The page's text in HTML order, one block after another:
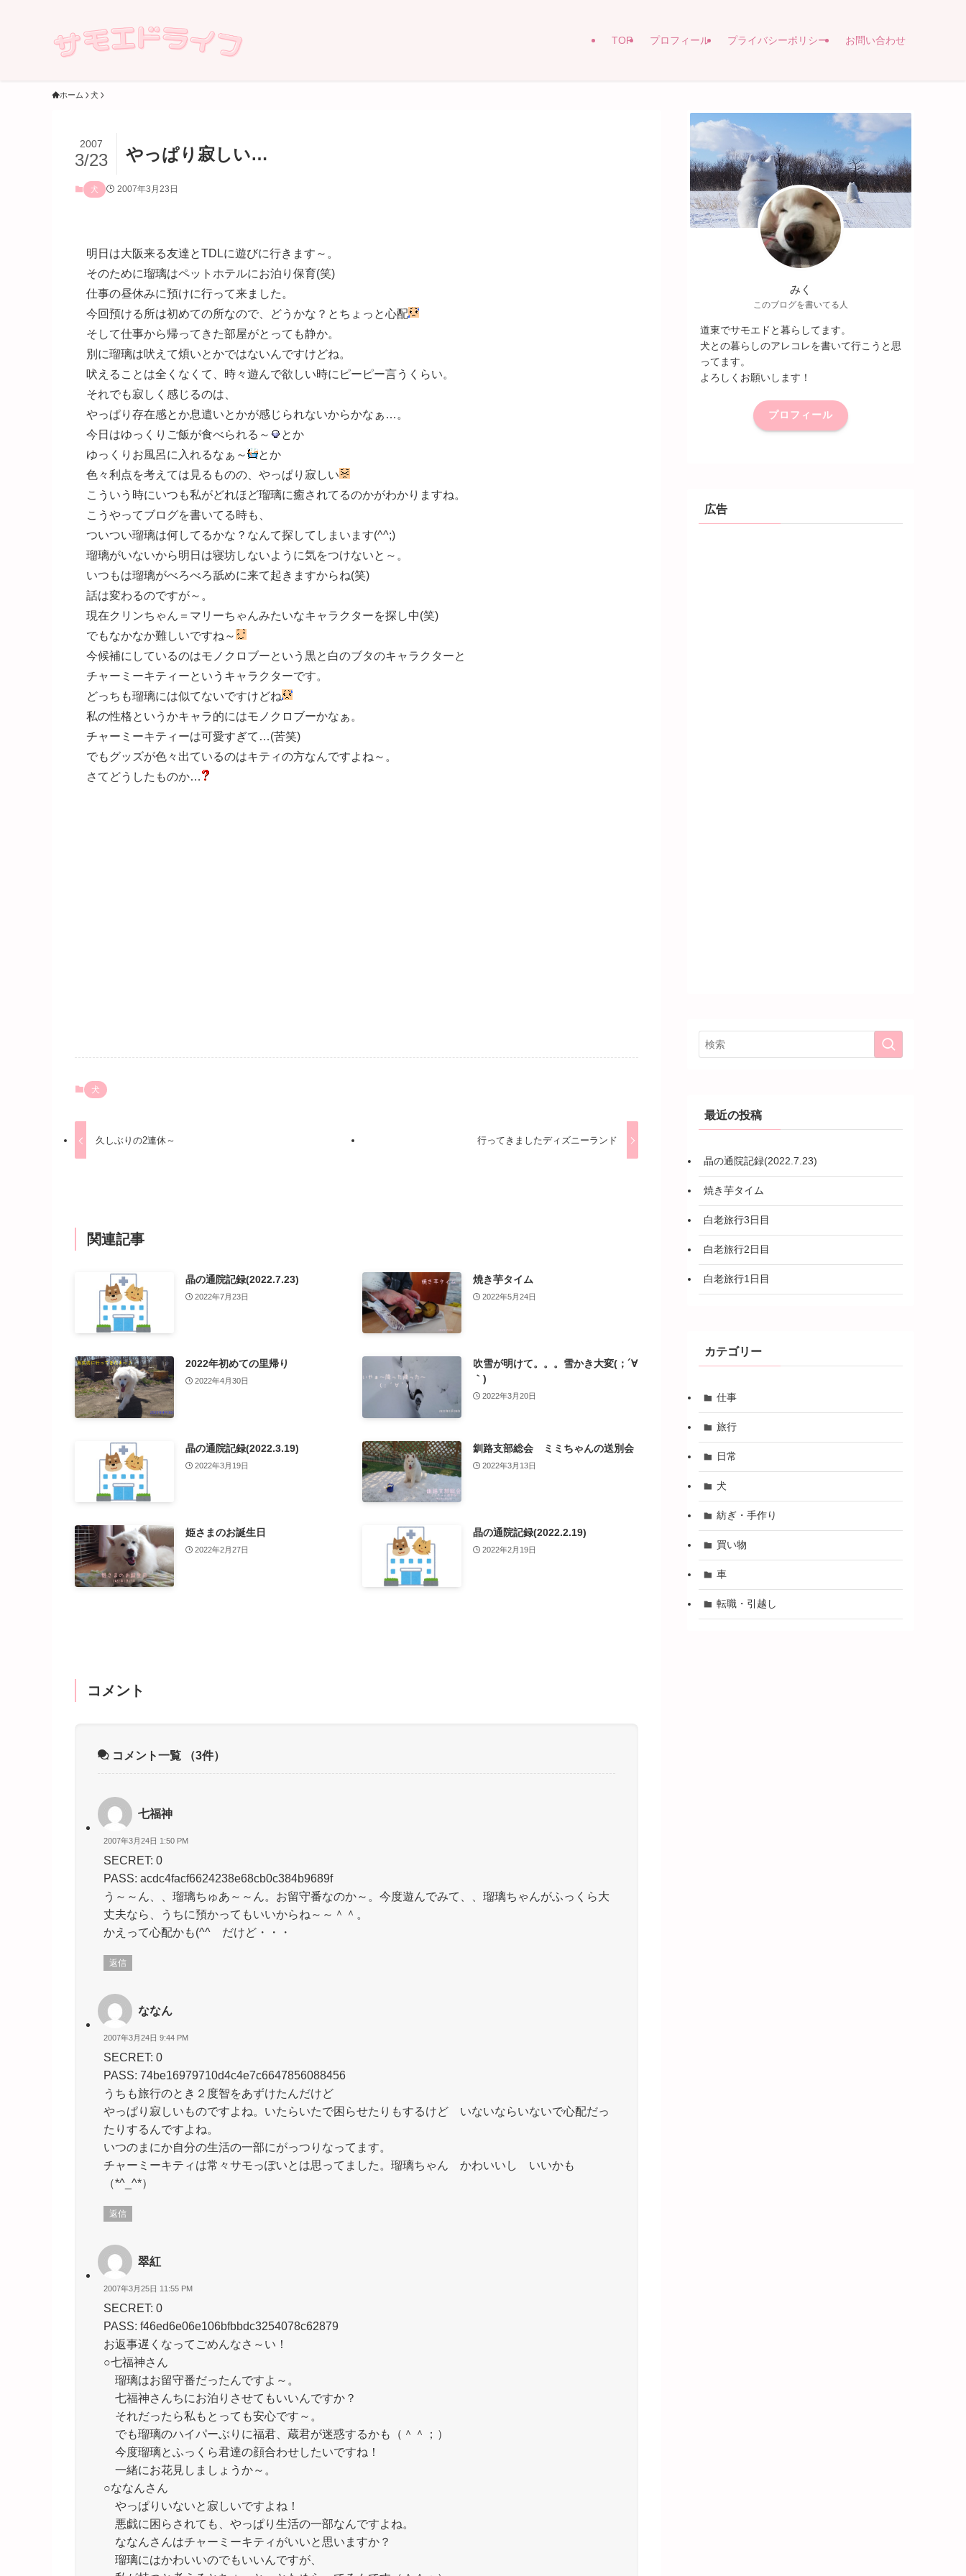
TOP プロフィール プライバシーポリシー お問い合わせ
ホーム 犬
やっぱり寂しい…
2007
3/23
犬 2007年3月23日
明日は大阪来る友達とTDLに遊びに行きます～。
そのために瑠璃はペットホテルにお泊り保育(笑)
仕事の昼休みに預けに行って来ました。
今回預ける所は初めての所なので、どうかな？とちょっと心配
そして仕事から帰ってきた部屋がとっても静か。
別に瑠璃は吠えて煩いとかではないんですけどね。
吠えることは全くなくて、時々遊んで欲しい時にピーピー言うくらい。
それでも寂しく感じるのは、
やっぱり存在感とか息遣いとかが感じられないからかなぁ…。
今日はゆっくりご飯が食べられる～
とか
ゆっくりお風呂に入れるなぁ～
とか
色々利点を考えては見るものの、やっぱり寂しい
こういう時にいつも私がどれほど瑠璃に癒されてるのかがわかりますね。
こうやってブログを書いてる時も、
ついつい瑠璃は何してるかな？なんて探してしまいます(^^;)
瑠璃がいないから明日は寝坊しないように気をつけないと～。
いつもは瑠璃がべろべろ舐めに来て起きますからね(笑)
話は変わるのですが～。
現在クリンちゃん＝マリーちゃんみたいなキャラクターを探し中(笑)
でもなかなか難しいですね～
今候補にしているのはモノクロブーという黒と白のブタのキャラクターと
チャーミーキティーというキャラクターです。
どっちも瑠璃には似てないですけどね
私の性格というかキャラ的にはモノクロブーかなぁ。
チャーミーキティーは可愛すぎて…(苦笑)
でもグッズが色々出ているのはキティの方なんですよね～。
さてどうしたものか…
犬
久しぶりの2連休～ 行ってきましたディズニーランド
関連記事
晶の通院記録(2022.7.23)
2022年7月23日
焼き芋タイム
2022年5月24日
2022年初めての里帰り
2022年4月30日
吹雪が明けて。。。雪かき大変(；´∀
｀)
2022年3月20日
晶の通院記録(2022.3.19)
2022年3月19日
釧路支部総会 ミミちゃんの送別会
2022年3月13日
姫さまのお誕生日
2022年2月27日
晶の通院記録(2022.2.19)
2022年2月19日
コメント
コメント一覧 （3件）
七福神
2007年3月24日 1:50 PM
SECRET: 0
PASS: acdc4facf6624238e68cb0c384b9689f
う～～ん、、瑠璃ちゅあ～～ん。お留守番なのか～。今度遊んでみて、、瑠璃ちゃんがふっくら大
丈夫なら、うちに預かってもいいからね～～＾＾。
かえって心配かも(^^ゞだけど・・・
返信
ななん
2007年3月24日 9:44 PM
SECRET: 0
PASS: 74be16979710d4c4e7c6647856088456
うちも旅行のとき２度智をあずけたんだけど
やっぱり寂しいものですよね。いたらいたで困らせたりもするけど いないならいないで心配だっ
たりするんですよね。
いつのまにか自分の生活の一部にがっつりなってます。
チャーミーキティは常々サモっぽいとは思ってました。瑠璃ちゃん かわいいし いいかも
（*^_^*）
返信
翠紅
2007年3月25日 11:55 PM
SECRET: 0
PASS: f46ed6e06e106bfbbdc3254078c62879
お返事遅くなってごめんなさ～い！
○七福神さん
瑠璃はお留守番だったんですよ～。
七福神さんちにお泊りさせてもいいんですか？
それだったら私もとっても安心です～。
でも瑠璃のハイパーぶりに福君、蔵君が迷惑するかも（＾＾；）
今度瑠璃とふっくら君達の顔合わせしたいですね！
一緒にお花見しましょうか～。
○ななんさん
やっぱりいないと寂しいですよね！
悪戯に困らされても、やっぱり生活の一部なんですよね。
ななんさんはチャーミーキティがいいと思いますか？
瑠璃にはかわいいのでもいいんですが、
みく
このブログを書いてる人
道東でサモエドと暮らしてます。
犬との暮らしのアレコレを書いて行こうと思
ってます。
よろしくお願いします！
プロフィール
広告
最近の投稿
晶の通院記録(2022.7.23)
焼き芋タイム
白老旅行3日目
白老旅行2日目
白老旅行1日目
カテゴリー
仕事
旅行
日常
犬
紡ぎ・手作り
買い物
車
転職・引越し